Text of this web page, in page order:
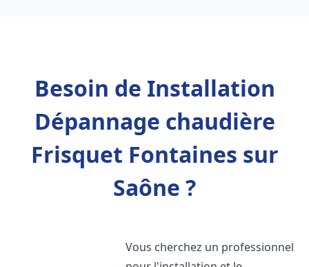
Besoin de Installation
Dépannage chaudière
Frisquet Fontaines sur
Saône ?
Vous cherchez un professionnel